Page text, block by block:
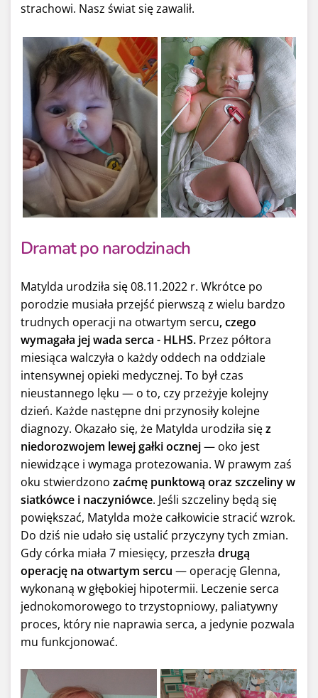
strachowi. Nasz świat się zawalił.
Dramat po narodzinach
Matylda urodziła się 08.11.2022 r. Wkrótce po
porodzie musiała przejść pierwszą z wielu bardzo
trudnych operacji na otwartym sercu, czego
wymagała jej wada serca - HLHS. Przez półtora
miesiąca walczyła o każdy oddech na oddziale
intensywnej opieki medycznej. To był czas
nieustannego lęku — o to, czy przeżyje kolejny
dzień. Każde następne dni przynosiły kolejne
diagnozy. Okazało się, że Matylda urodziła sięz
niedorozwojem lewej gałki ocznej— oko jest
niewidzące i wymaga protezowania. W prawym zaś
oku stwierdzono zaćmę punktową oraz szczeliny w
siatkówce i naczyniówce. Jeśli szczeliny będą się
powiększać, Matylda może całkowicie stracić wzrok.
Do dziś nie udało się ustalić przyczyny tych zmian.
Gdy córka miała 7 miesięcy, przeszła drugą
operację na otwartym sercu — operację Glenna,
wykonaną w głębokiej hipotermii. Leczenie serca
jednokomorowego to trzystopniowy, paliatywny
proces, który nie naprawia serca, a jedynie pozwala
mu funkcjonować.